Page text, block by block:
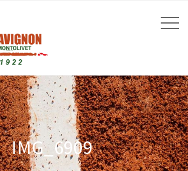
IMG_6909